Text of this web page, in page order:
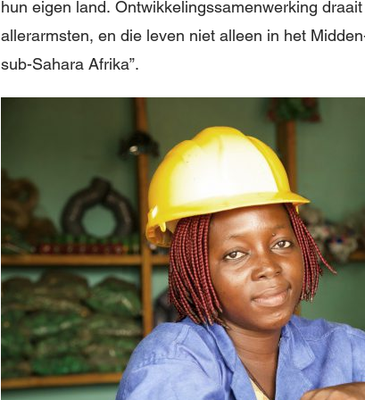
hun eigen land. Ontwikkelingssamenwerking
allerarmsten, en die leven niet alleen in het
sub-Sahara Afrika”.